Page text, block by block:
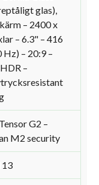
glas),
– 2400 x
– 6.3" – 416
Hz) – 20:9 –
–
G2 –
M2 security
13